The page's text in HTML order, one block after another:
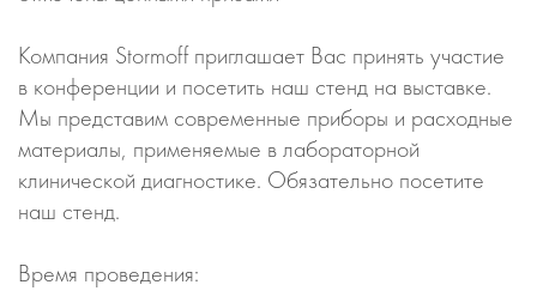
Компания Stormoff приглашает Вас принять участие
в конференции и посетить наш стенд на выставке.
Мы представим современные приборы и расходные
материалы, применяемые в лабораторной
клинической диагностике. Обязательно посетите
наш стенд.
Время проведения: